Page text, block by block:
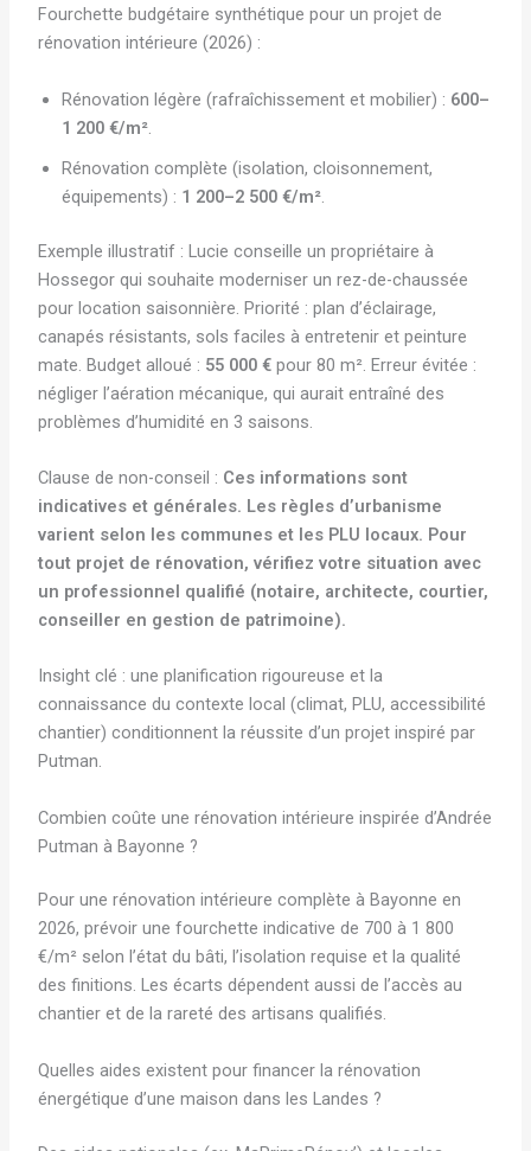
Fourchette budgétaire synthétique pour un projet de
rénovation intérieure (2026) :
Rénovation légère (rafraîchissement et mobilier) : 600–
1 200 €/m².
Rénovation complète (isolation, cloisonnement,
équipements) : 1 200–2 500 €/m².
Exemple illustratif : Lucie conseille un propriétaire à
Hossegor qui souhaite moderniser un rez-de-chaussée
pour location saisonnière. Priorité : plan d’éclairage,
canapés résistants, sols faciles à entretenir et peinture
mate. Budget alloué : 55 000 €pour 80 m². Erreur évitée :
négliger l’aération mécanique, qui aurait entraîné des
problèmes d’humidité en 3 saisons.
Clause de non-conseil : Ces informations sont
indicatives et générales. Les règles d’urbanisme
varient selon les communes et les PLU locaux. Pour
tout projet de rénovation, vérifiez votre situation avec
un professionnel qualifié (notaire, architecte, courtier,
conseiller en gestion de patrimoine).
Insight clé : une planification rigoureuse et la
connaissance du contexte local (climat, PLU, accessibilité
chantier) conditionnent la réussite d’un projet inspiré par
Putman.
Combien coûte une rénovation intérieure inspirée d’Andrée
Putman à Bayonne ?
Pour une rénovation intérieure complète à Bayonne en
2026, prévoir une fourchette indicative de 700 à 1 800
€/m² selon l’état du bâti, l’isolation requise et la qualité
des finitions. Les écarts dépendent aussi de l’accès au
chantier et de la rareté des artisans qualifiés.
Quelles aides existent pour financer la rénovation
énergétique d’une maison dans les Landes ?